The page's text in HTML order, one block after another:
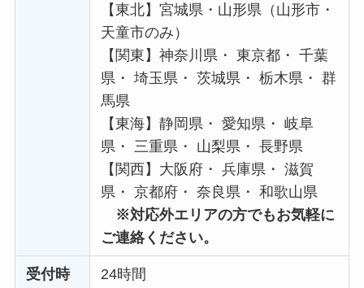
【東北】宮城県・山形県（山形市・
天童市のみ）
【関東】神奈川県・ 東京都・ 千葉
県・ 埼玉県・ 茨城県・ 栃木県・ 群
馬県
【東海】静岡県・ 愛知県・ 岐阜
県・ 三重県・ 山梨県・ 長野県
【関西】大阪府・ 兵庫県・ 滋賀
県・ 京都府・ 奈良県・ 和歌山県
※対応外エリアの方でもお気軽に
ご連絡ください。
受付時
24時間